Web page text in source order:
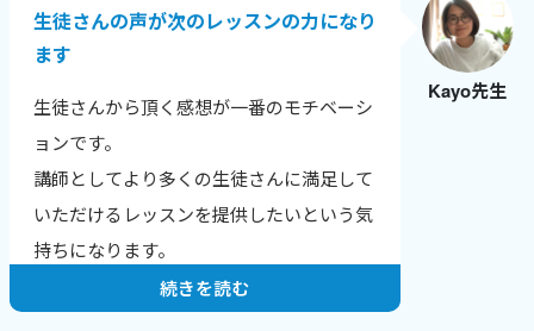
Kayo先生
生徒さんの声が次のレッスンの力になり
ます
生徒さんから頂く感想が一番のモチベーシ
ョンです。
講師としてより多くの生徒さんに満足して
いただけるレッスンを提供したいという気
持ちになります。
続きを読む